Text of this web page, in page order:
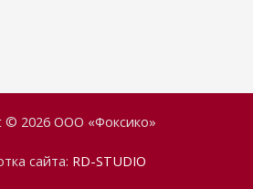
© 2026 ООО «Фоксико»
сайта: RD-STUDIO